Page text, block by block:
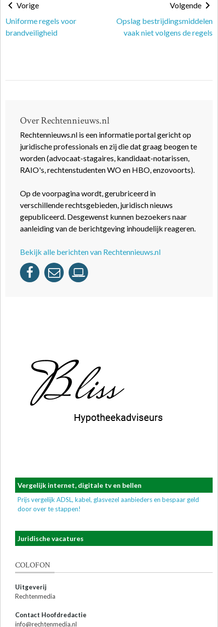
Vorige
Uniforme regels voor
brandveiligheid
Volgende
Opslag bestrijdingsmiddelen
vaak niet volgens de regels
Over Rechtennieuws.nl
Rechtennieuws.nl is een informatie portal gericht op
juridische professionals en zij die dat graag beogen te
worden (advocaat-stagaires, kandidaat-notarissen,
RAIO's, rechtenstudenten WO en HBO, enzovoorts).
Op de voorpagina wordt, gerubriceerd in
verschillende rechtsgebieden, juridisch nieuws
gepubliceerd. Desgewenst kunnen bezoekers naar
aanleiding van de berichtgeving inhoudelijk reageren.
Bekijk alle berichten van Rechtennieuws.nl
Vergelijk internet, digitale tv en bellen
Prijs vergelijk ADSL, kabel, glasvezel aanbieders en bespaar geld
door over te stappen!
Juridische vacatures
COLOFON
Uitgeverij
Rechtenmedia
Contact Hoofdredactie
info@rechtenmedia.nl